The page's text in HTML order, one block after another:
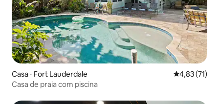
Casa ⋅ Fort Lauderdale 4,83 de uma
4,83 (71)
Casa de praia com piscina